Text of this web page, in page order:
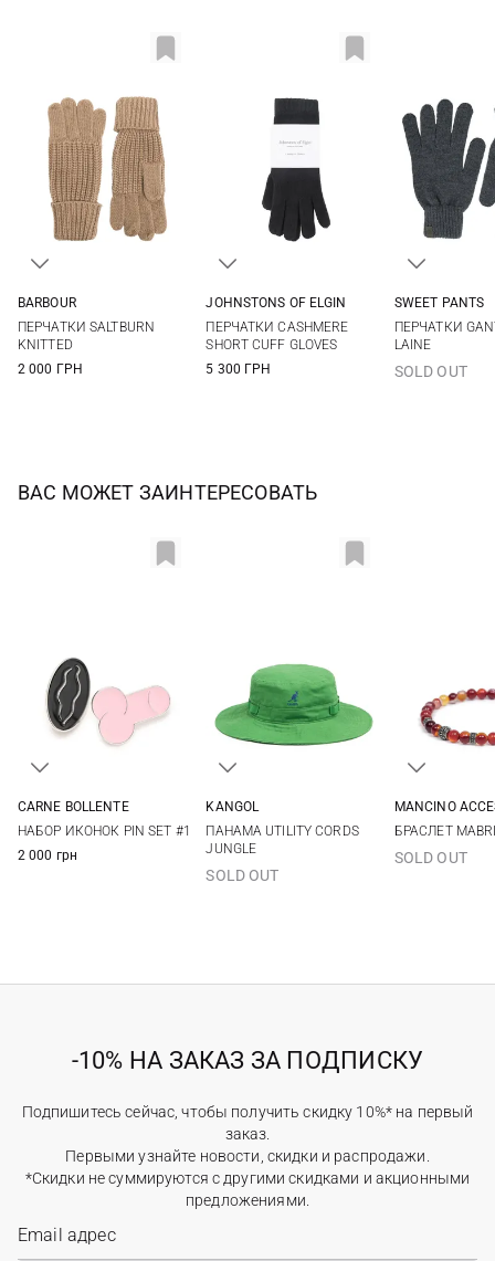
BARBOUR
ПЕРЧАТКИ SALTBURN
KNITTED
2 000 ГРН
JOHNSTONS OF ELGIN
ПЕРЧАТКИ CASHMERE
SHORT CUFF GLOVES
5 300 ГРН
SWEET PANTS
ПЕРЧАТКИ
LAINE
SOLD OUT
ВАС МОЖЕТ ЗАИНТЕРЕСОВАТЬ
CARNE BOLLENTE
НАБОР ИКОНОК PIN SET #1
2 000 грн
KANGOL
ПАНАМА UTILITY CORDS
JUNGLE
SOLD OUT
MANCINO
БРАСЛЕТ
SOLD OUT
-10% НА ЗАКАЗ ЗА ПОДПИСКУ
Подпишитесь сейчас, чтобы получить скидку 10%* на первый
заказ.
Первыми узнайте новости, скидки и распродажи.
*Скидки не суммируются с другими скидками и акционными
предложениями.